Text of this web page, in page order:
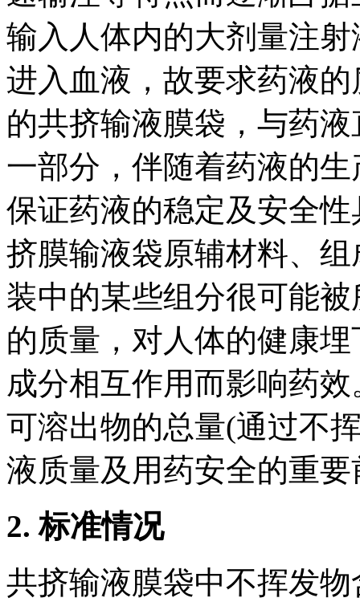
输入人体内的大剂量注
进入血液，故要求药液
的共挤输液膜袋，与药
一部分，伴随着药液的
保证药液的稳定及安全
挤膜输液袋原辅材料、
装中的某些组分很可能
的质量，对人体的健康
成分相互作用而影响药
可溶出物的总量(通过不
液质量及用药安全的重
2.标准情况
共挤输液膜袋中不挥发